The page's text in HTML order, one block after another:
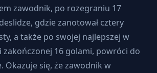
zawodnik, po rozegraniu 17
gdzie zanotował cztery
a także po swojej najlepszej w
16 golami, powróci do
Okazuje się, że zawodnik w